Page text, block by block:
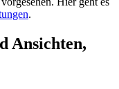
.
Ansichten,